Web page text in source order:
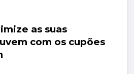
as suas
com os cupões